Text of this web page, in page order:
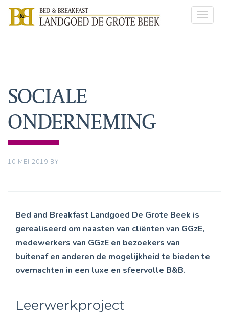
Toggle
SOCIALE
ONDERNEMING
10 MEI 2019 BY
Bed and Breakfast Landgoed De Grote Beek is
gerealiseerd om naasten van cliënten van GGzE,
medewerkers van GGzE en bezoekers van
buitenaf en anderen de mogelijkheid te bieden te
overnachten in een luxe en sfeervolle B&B.
Leerwerkproject